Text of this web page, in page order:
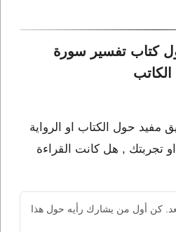
كتاب تفسير سورة
مفيد حول الكتاب او الرواية
تجربتك , هل كانت القراءة
كن أول من يشارك رأيه حول هذا